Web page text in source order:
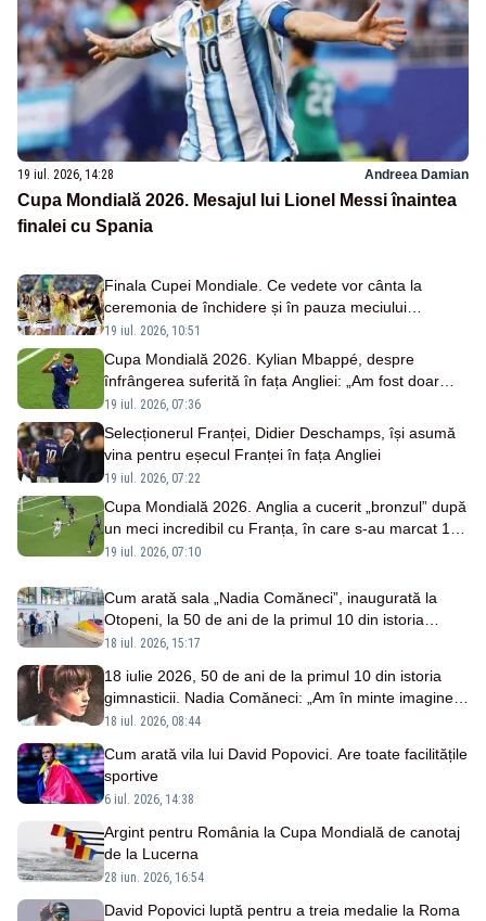
19 iul. 2026, 14:28 Andreea Damian
Cupa Mondială 2026. Mesajul lui Lionel Messi înaintea
finalei cu Spania
Finala Cupei Mondiale. Ce vedete vor cânta la
ceremonia de închidere și în pauza meciului
Argentina - Spania
19 iul. 2026, 10:51
Cupa Mondială 2026. Kylian Mbappé, despre
înfrângerea suferită în fața Angliei: „Am fost doar
oameni, eram complet amețiți”
19 iul. 2026, 07:36
Selecționerul Franței, Didier Deschamps, își asumă
vina pentru eșecul Franței în fața Angliei
19 iul. 2026, 07:22
Cupa Mondială 2026. Anglia a cucerit „bronzul” după
un meci incredibil cu Franța, în care s-au marcat 10
goluri
19 iul. 2026, 07:10
Cum arată sala „Nadia Comăneci”, inaugurată la
Otopeni, la 50 de ani de la primul 10 din istoria
gimnasticii
18 iul. 2026, 15:17
18 iulie 2026, 50 de ani de la primul 10 din istoria
gimnasticii. Nadia Comăneci: „Am în minte imaginea
fetiței de 14 ani”
18 iul. 2026, 08:44
Cum arată vila lui David Popovici. Are toate facilitățile
sportive
6 iul. 2026, 14:38
Argint pentru România la Cupa Mondială de canotaj
de la Lucerna
28 iun. 2026, 16:54
David Popovici luptă pentru a treia medalie la Roma